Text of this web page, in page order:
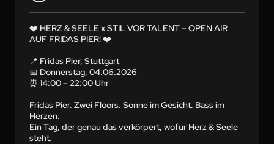
❤️ HERZ & SEELE x STIL VOR TALENT – OPEN AIR
AUF FRIDAS PIER! ❤️
📍 Fridas Pier, Stuttgart
📅 Donnerstag, 04.06.2026
⏰ 14:00 – 22:00 Uhr
Fridas Pier. Zwei Floors. Sonne im Gesicht. Bass im
Herzen.
Ein Tag, der genau das verkörpert, wofür Herz & Seele
steht.